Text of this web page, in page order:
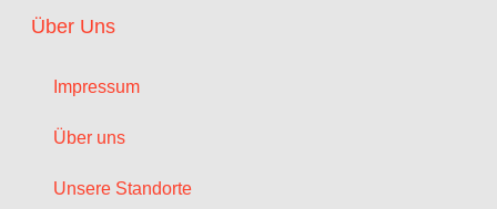
Über Uns
Impressum
Über uns
Unsere Standorte